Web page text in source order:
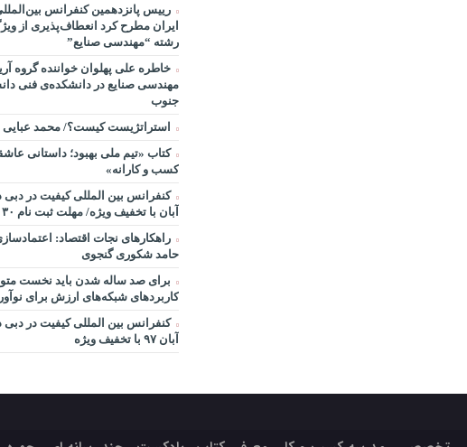
رییس پانزدهمین کنفرانس
ایران مطرح کرد انعطاف‌پذیری از
رشته “مهندسی صنایع”
خاطره علی پهلوان خواننده گروه
مهندسی صنایع در دانشکده‌ی فنی
جنوب
استراتژیست کیست؟‬/ محمد عبایی
کتاب «تیم ملی بهبود؛ داستانی
کسب و کارانه»
آبان با تخفیف ویژه/ مهلت ثبت نام ۳۰ مهر
راهکارهای نجات اقتصاد:
حامد شکوری گنجوی
برای صد ساله شدن باید نخست
کاربردهای شبکه‌های ارزش برای
آبان ۹۷ با تخفیف ویژه